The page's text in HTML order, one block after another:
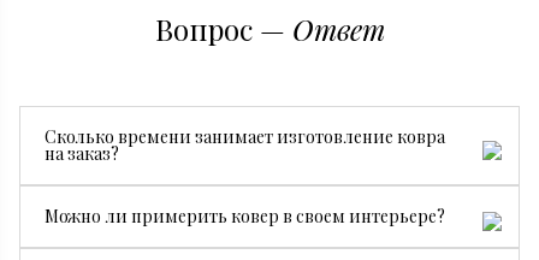
Вопрос — Ответ
Сколько времени занимает изготовление ковра
на заказ?
производства. В среднем изготовление занимает от 3
месяцев.
Можно ли примерить ковер в своем интерьере?